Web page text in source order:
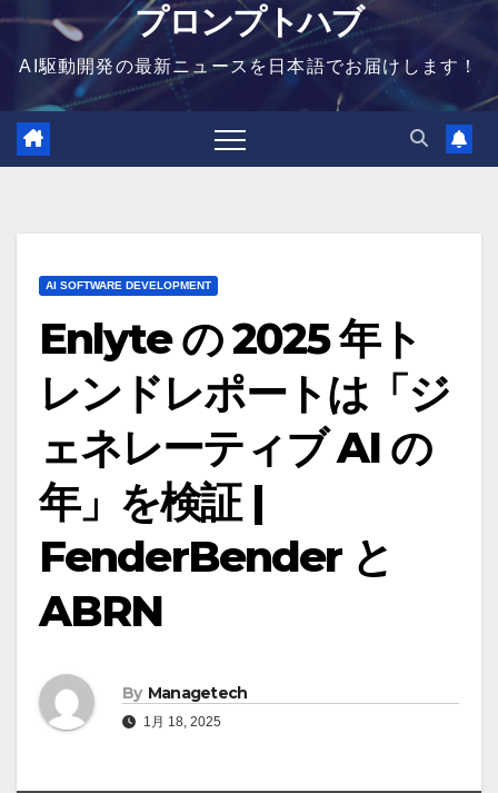
プロンプトハブ
AI駆動開発の最新ニュースを日本語でお届けします！
AI SOFTWARE DEVELOPMENT
Enlyte の 2025 年ト
レンドレポートは「ジ
ェネレーティブ AI の
年」を検証 |
FenderBender と
ABRN
By Managetech
1月 18, 2025